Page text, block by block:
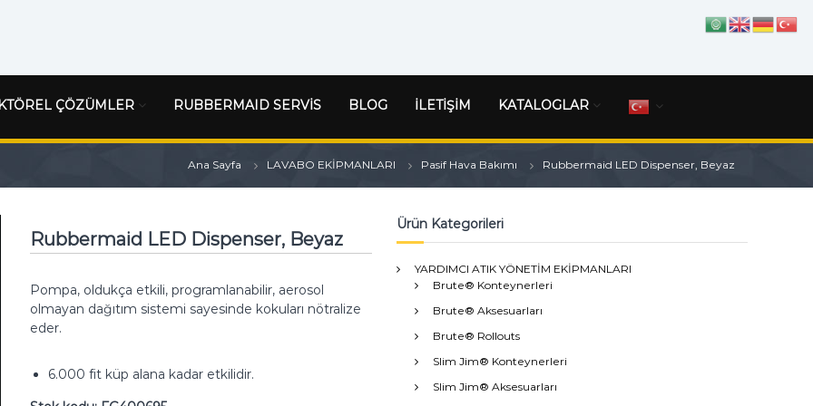
ÇÖZÜMLER RUBBERMAID SERVİS BLOG İLETİŞİM KATALOGLAR
Ana Sayfa LAVABO EKİPMANLARI Pasif Hava Bakımı Rubbermaid LED Dispenser, Beyaz
Rubbermaid LED Dispenser, Beyaz
Pompa, oldukça etkili, programlanabilir, aerosol
olmayan dağıtım sistemi sayesinde kokuları nötralize
eder.
6.000 fit küp alana kadar etkilidir.
Ürün Kategorileri
YARDIMCI ATIK YÖNETİM EKİPMANLARI
Brute® Konteynerleri
Brute® Aksesuarları
Brute® Rollouts
Slim Jim® Konteynerleri
Slim Jim® Aksesuarları